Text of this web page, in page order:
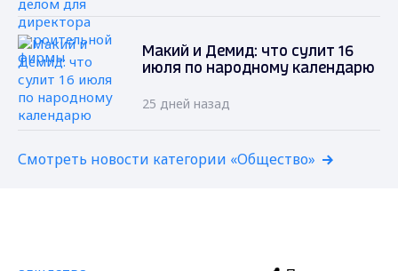
Макий и Демид: что сулит 16
июля по народному календарю
25 дней назад
Смотреть новости категории «Общество»